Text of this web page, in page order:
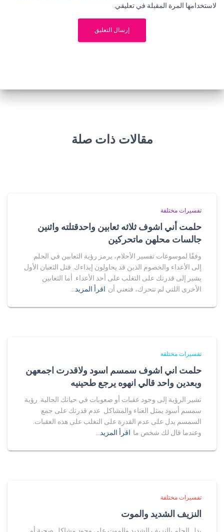
لاستخدامها المرة المقبلة في تعليقي.
مقالات ذات صلة
تفسيرات مختلفة
حلمت أني اشوف ثلاثه ثعابين واحدقتلته واثنين
جالسات محلهن ماتحركين
وفقًا لموسوعات تفسير الأحلام، يرمز رؤية الثعابين في الحلم
إلى الأعداء والخصوم الذين قد يحاولون إيذاءك. قتل الثعبان الأول
يشير إلى قدرتك على التغلب على أحد الأعداء. أما الثعابين
الأخرى اللتي لم تتحرك، فتعني أن اقرأ المزيد…
تفسيرات مختلفة
حلمت اني اشوف سمسم اسود ولاقدرت اجمعهن
وبعدين واحد قالي انهوه يرجع طحينيه
تشير الرؤية إلى وجود عقبات أو صعوبات في حياتك الحالية. رؤية
سمسم أسود يمثل العناء والمشاكل. عدم قدرتك على جمع
السمسم يدل على عدم القدرة على التغلب على هذه العقبات.
وعندما قال لك شخص ما اقرأ المزيد…
تفسيرات مختلفة
النزيف الشديد والموت